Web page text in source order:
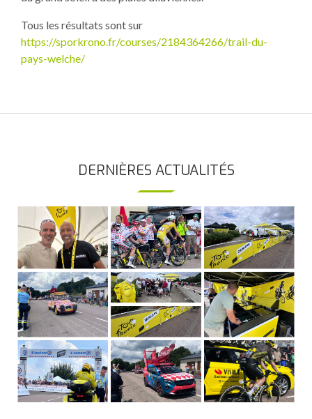
Tous les résultats sont sur
https://sporkrono.fr/courses/2184364266/trail-du-
pays-welche/
DERNIÈRES ACTUALITÉS